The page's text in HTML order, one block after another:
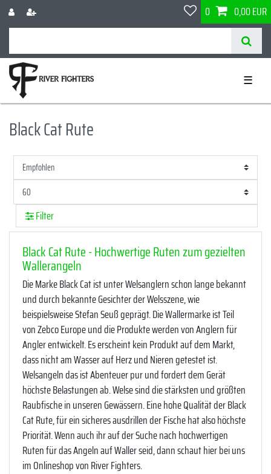
0 0,00 EUR
☰
Black Cat Rute
Filter
Black Cat Rute - Hochwertige Ruten zum gezielten
Wallerangeln
Die Marke Black Cat ist unter Welsanglern schon lange bekannt
und durch bekannte Gesichter der Welsszene, wie
beispielsweise Stefan Seuß geprägt. Die Wallermarke ist Teil
von Zebco Europe und die Produkte werden von Anglern für
Angler entwickelt. Es erscheint kein Produkt auf dem Markt,
dass nicht am Wasser auf Herz und Nieren getestet ist.
Welsangeln das ist Abenteuer pur und fordert dem Gerät
höchste Belastungen ab. Welse sind die stärksten und größten
Raubfische in unseren Gewässern. Eine hohe Qualität der Black
Cat Rute, für ein sicheres ausdrillen der Fische hat also höchste
Priorität. Wenn auch ihr auf der Suche nach hochwertigen
Ruten für das Angeln auf Waller seid, dann schaut hier bei uns
im Onlineshop von River Fighters.